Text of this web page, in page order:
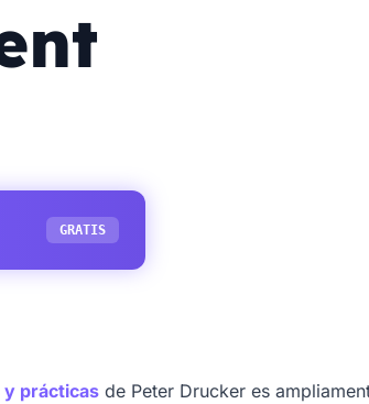
GRATIS
y prácticas de Peter Drucker es